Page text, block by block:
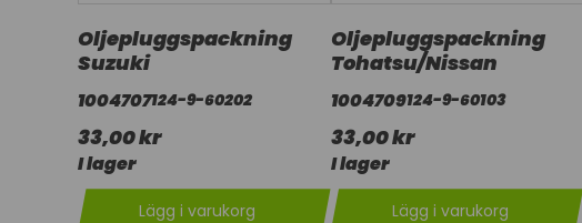
Oljepluggspackning
Suzuki
1004707124-9-60202
33,00 kr
I lager
Lägg i varukorg
Oljepluggspackning
Tohatsu/Nissan
1004709124-9-60103
33,00 kr
I lager
Lägg i varukorg